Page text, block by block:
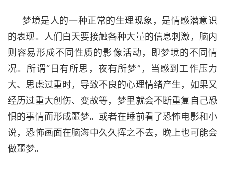
梦境是人的一种正常的生理现象，是情感潜意识
的表现。人们白天要接触各种大量的信息刺激，脑内
则容易形成不同性质的影像活动，即梦境的不同情
况。所谓“日有所思，夜有所梦”，当感到工作压力
大、思虑过重时，导致不良的心理情绪产生，如果又
经历过重大创伤、变故等，梦里就会不断重复自己恐
惧的事情而形成噩梦。或者在睡前看了恐怖电影和小
说，恐怖画面在脑海中久久挥之不去，晚上也可能会
做噩梦。